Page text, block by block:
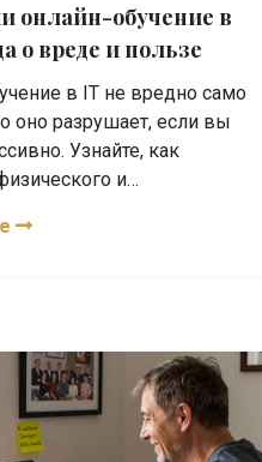
онлайн-обучение в
о вреде и пользе
в IT не вредно само
оно разрушает, если вы
Узнайте, как
и
к работе и что